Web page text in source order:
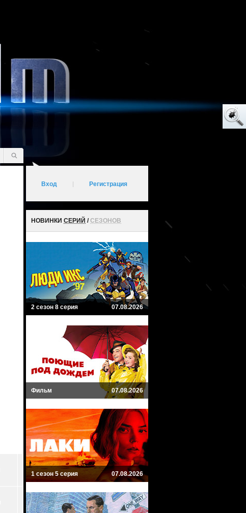
Вход Регистрация
НОВИНКИ СЕРИЙ /СЕЗОНОВ
2 сезон 8 серия 07.08.2026
Фильм 07.08.2026
1 сезон 5 серия 07.08.2026